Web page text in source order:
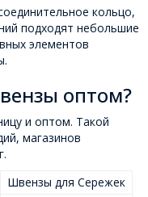
кольцо,
подходят небольшие
элементов
оптом?
и оптом. Такой
магазинов
Швензы для Сережек